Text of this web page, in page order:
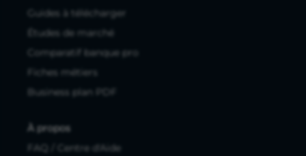
Guides à télécharger
Études de marché
Comparatif banque pro
Fiches métiers
Business plan PDF
À propos
FAQ / Centre d'Aide